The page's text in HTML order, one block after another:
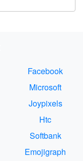
Facebook
Microsoft
Joypixels
Htc
Softbank
Emojigraph